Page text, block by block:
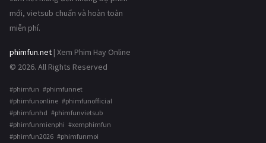
mới, vietsub chuẩn và hoàn toàn
miễn phí.
phimfun.net | Xem Phim Hay Online
© 2026. All Rights Reserved
#phimfun #phimfunnet
#phimfunonline #phimfunofficial
#phimfunhd #phimfunvietsub
#phimfunmienphi #xemphimfun
#phimfun2026 #phimfunmoi